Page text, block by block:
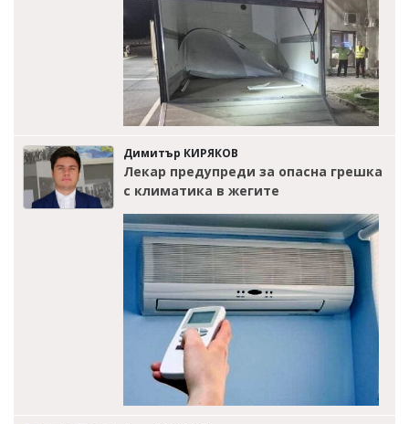
Димитър КИРЯКОВ
Лекар предупреди за опасна грешка
с климатика в жегите